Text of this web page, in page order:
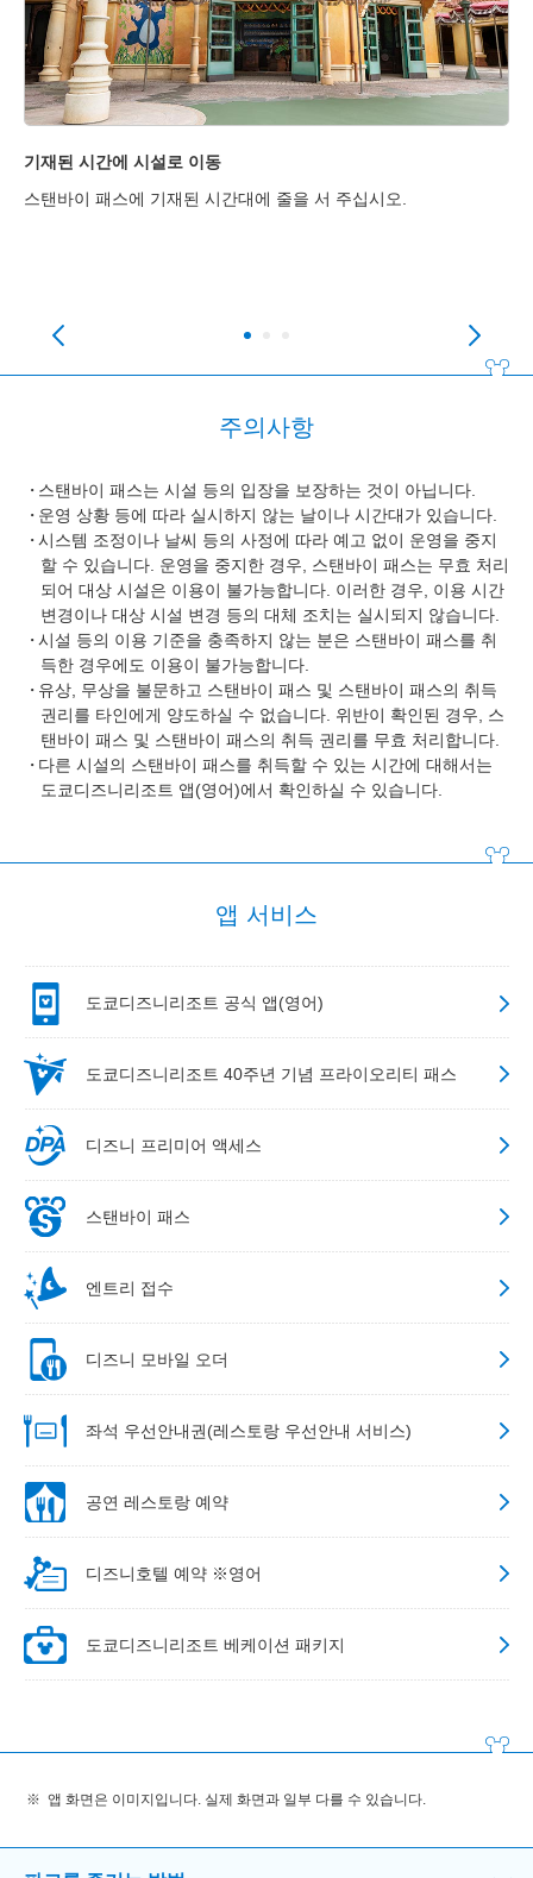
기재된 시간에 시설로 이동
스탠바이 패스에 기재된 시간대에 줄을 서 주십시오.
주의사항
스탠바이 패스는 시설 등의 입장을 보장하는 것이 아닙니다.
운영 상황 등에 따라 실시하지 않는 날이나 시간대가 있습니다.
시스템 조정이나 날씨 등의 사정에 따라 예고 없이 운영을 중지
할 수 있습니다. 운영을 중지한 경우, 스탠바이 패스는 무효 처리
되어 대상 시설은 이용이 불가능합니다. 이러한 경우, 이용 시간
변경이나 대상 시설 변경 등의 대체 조치는 실시되지 않습니다.
시설 등의 이용 기준을 충족하지 않는 분은 스탠바이 패스를 취
득한 경우에도 이용이 불가능합니다.
유상, 무상을 불문하고 스탠바이 패스 및 스탠바이 패스의 취득
권리를 타인에게 양도하실 수 없습니다. 위반이 확인된 경우, 스
탠바이 패스 및 스탠바이 패스의 취득 권리를 무효 처리합니다.
다른 시설의 스탠바이 패스를 취득할 수 있는 시간에 대해서는
도쿄디즈니리조트 앱(영어)에서 확인하실 수 있습니다.
앱 서비스
도쿄디즈니리조트 공식 앱(영어)
도쿄디즈니리조트 40주년 기념 프라이오리티 패스
디즈니 프리미어 액세스
스탠바이 패스
엔트리 접수
디즈니 모바일 오더
좌석 우선안내권(레스토랑 우선안내 서비스)
공연 레스토랑 예약
디즈니호텔 예약 ※영어
도쿄디즈니리조트 베케이션 패키지
앱 화면은 이미지입니다. 실제 화면과 일부 다를 수 있습니다.